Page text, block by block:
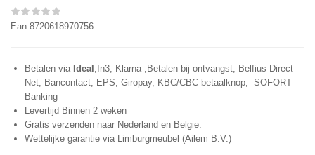
Ean:8720618970756
Betalen via Ideal ,In3, Klarna ,Betalen bij ontvangst, Belfius Direct
Net, Bancontact, EPS, Giropay, KBC/CBC betaalknop, SOFORT
Banking
Levertijd Binnen 2 weken
Gratis verzenden naar Nederland en Belgie.
Wettelijke garantie via Limburgmeubel (Ailem B.V.)